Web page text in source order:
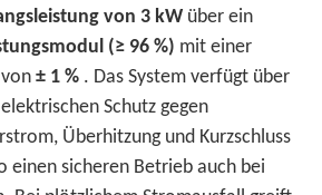
von 3 kW über ein
(≥ 96 %) mit einer
± 1 % . Das System verfügt über
Schutz gegen
Überhitzung und Kurzschluss
einen sicheren Betrieb auch bei